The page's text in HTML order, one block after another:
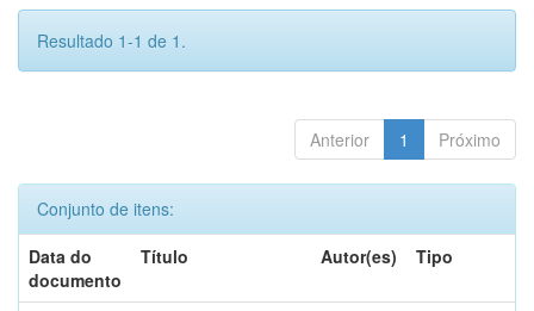
Resultado 1-1 de 1.
Anterior 1 Próximo
Conjunto de itens:
Data do
documento
Título Autor(es) Tipo